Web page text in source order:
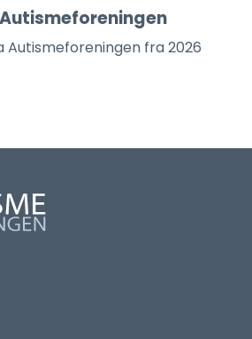
fra 2026